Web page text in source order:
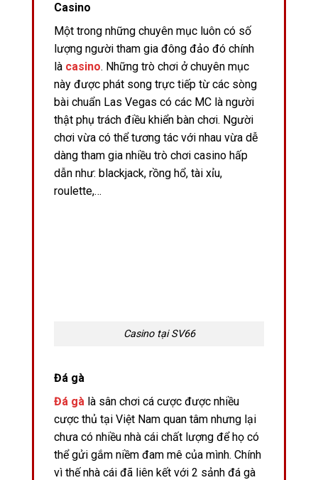
Casino
Một trong những chuyên mục luôn có số
lượng người tham gia đông đảo đó chính
là casino. Những trò chơi ở chuyên mục
này được phát song trực tiếp từ các sòng
bài chuẩn Las Vegas có các MC là người
thật phụ trách điều khiển bàn chơi. Người
chơi vừa có thể tương tác với nhau vừa dễ
dàng tham gia nhiều trò chơi casino hấp
dẫn như: blackjack, rồng hổ, tài xỉu,
roulette,…
Casino tại SV66
Đá gà
Đá gà là sân chơi cá cược được nhiều
cược thủ tại Việt Nam quan tâm nhưng lại
chưa có nhiều nhà cái chất lượng để họ có
thể gửi gắm niềm đam mê của mình. Chính
vì thế nhà cái đã liên kết với 2 sảnh đá gà